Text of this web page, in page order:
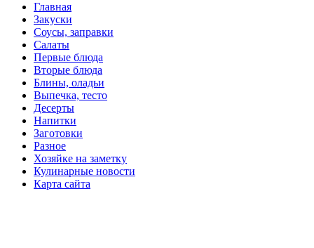
Главная
Закуски
Соусы, заправки
Салаты
Первые блюда
Вторые блюда
Блины, оладьи
Выпечка, тесто
Десерты
Напитки
Заготовки
Разное
Хозяйке на заметку
Кулинарные новости
Карта сайта